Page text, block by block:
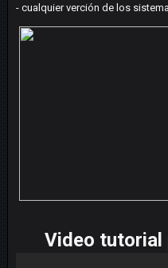
- cualquier verción de los
Video tutorial